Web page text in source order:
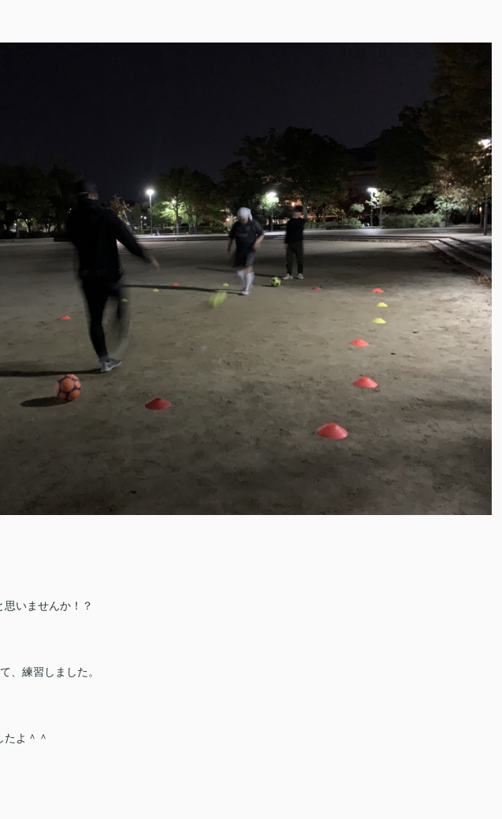
いませんか！？
、練習しました。
よ＾＾